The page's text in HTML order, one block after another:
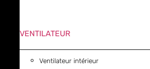
VENTILATEUR
Ventilateur intérieur